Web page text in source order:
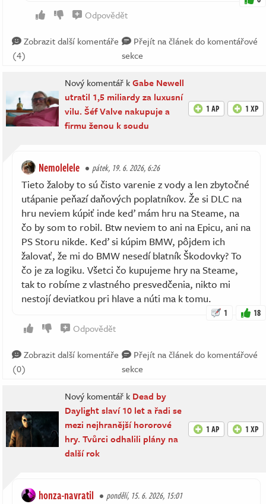
Odpovědět
Zobrazit další komentáře
(4)
Přejít na článek do komentářové
sekce
Nový komentář kGabe Newell
utratil 1,5 miliardy za luxusní
vilu. Šéf Valve nakupuje a
firmu ženou k soudu
1 AP 1 XP
Nemolelele pátek, 19. 6. 2026, 6:26
Tieto žaloby to sú čisto varenie z vody a len zbytočné
utápanie peňazí daňových poplatníkov. Že si DLC na
hru neviem kúpiť inde keď mám hru na Steame, na
čo by som to robil. Btw neviem to ani na Epicu, ani na
PS Storu nikde. Keď si kúpim BMW, pôjdem ich
žalovať, že mi do BMW nesedí blatník Škodovky? To
čo je za logiku. Všetci čo kupujeme hry na Steame,
tak to robíme z vlastného presvedčenia, nikto mi
nestojí deviatkou pri hlave a núti ma k tomu.
1 18
Odpovědět
Zobrazit další komentáře
(0)
Přejít na článek do komentářové
sekce
Nový komentář k Dead by
Daylight slaví 10 let a řadi se
mezi nejhranější hororové
hry. Tvůrci odhalili plány na
další rok
1 AP 1 XP
honza-navratil pondělí, 15. 6. 2026, 15:01